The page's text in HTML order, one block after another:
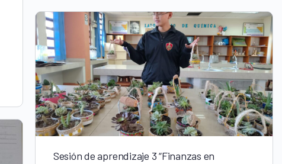
Sesión de aprendizaje 3 “Finanzas en